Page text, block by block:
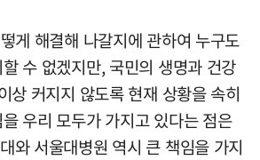
게 해결해 나갈지에 관하여 누구도
수 없겠지만, 국민의 생명과 건강
상 커지지 않도록 현재 상황을 속히
우리 모두가 가지고 있다는 점은
와 서울대병원 역시 큰 책임을 가지